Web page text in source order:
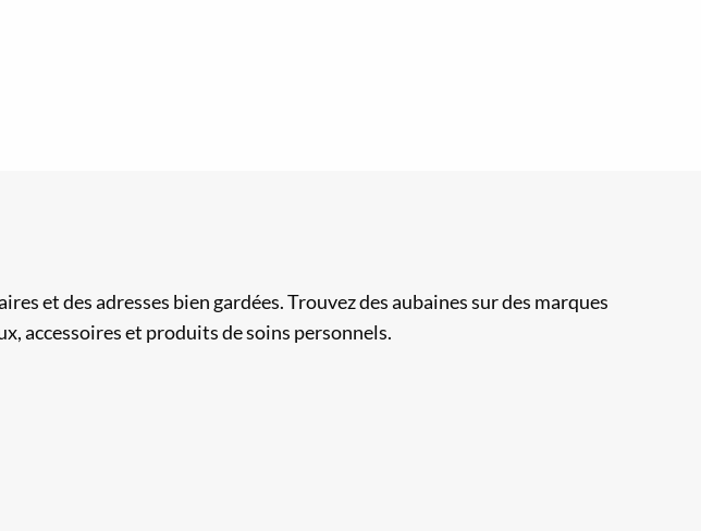
et des adresses bien gardées. Trouvez des aubaines sur des marques
accessoires et produits de soins personnels.